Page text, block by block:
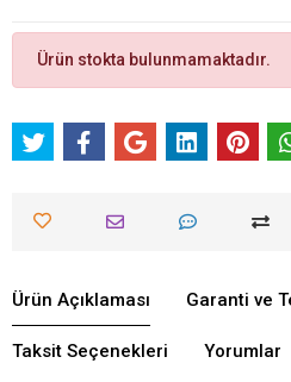
Ürün stokta bulunmamaktadır.
Ürün Açıklaması Garanti ve
Taksit Seçenekleri Yorumlar